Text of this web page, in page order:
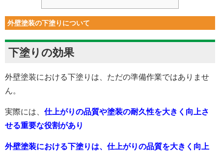
外壁塗装の下塗りについて
下塗りの効果
外壁塗装における下塗りは、ただの準備作業ではありませ
ん。
実際には、 仕上がりの品質や塗装の耐久性を大きく向上さ
せる重要な役割があり
外壁塗装における下塗りは、仕上がりの品質を大きく向上